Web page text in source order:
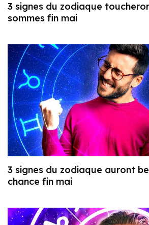
3 signes du zodiaque
sommes fin mai
3 signes du zodiaque auront
chance fin mai